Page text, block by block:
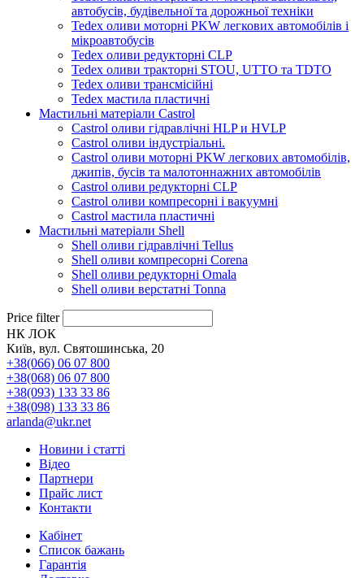
автобусів, будівельної та дорожньої техніки
Tedex оливи моторні PKW легкових автомобілів і
мікроавтобусів
Tedex оливи редукторні CLP
Tedex оливи тракторні STOU, UTTO та TDTO
Tedex оливи трансмісійні
Tedex мастила пластичні
Мастильні матеріали Castrol
Castrol оливи гідравлічні HLP и HVLP
Castrol оливи індустріальні.
Castrol оливи моторні PKW легкових автомобілів,
джипів, бусів та малотоннажних автомобілів
Castrol оливи редукторні CLP
Castrol оливи компресорні і вакуумні
Castrol мастила пластичні
Мастильні матеріали Shell
Shell оливи гідравлічні Tellus
Shell оливи компресорні Corena
Shell оливи редукторні Omala
Shell оливи верстатні Tonna
Price filter
НК ЛОК
Київ, вул. Святошинська, 20
+38(066) 06 07 800
+38(068) 06 07 800
+38(093) 133 33 86
+38(098) 133 33 86
arlanda@ukr.net
Новини і статті
Відео
Партнери
Прайс лист
Контакти
Кабінет
Список бажань
Гарантія